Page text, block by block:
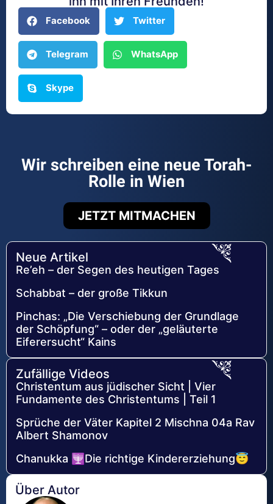
Facebook Twitter
Telegram WhatsApp
Skype
Wir schreiben eine neue Torah-
Rolle in Wien
JETZT MITMACHEN
Neue Artikel
Re’eh – der Segen des heutigen Tages
Schabbat – der große Tikkun
Pinchas: „Die Verschiebung der Grundlage
der Schöpfung“ – oder der „geläuterte
Eiferersucht“ Kains
Zufällige Videos
Christentum aus jüdischer Sicht | Vier
Fundamente des Christentums | Teil 1
Sprüche der Väter Kapitel 2 Mischna 04a Rav
Albert Shamonov
Chanukka 🕎Die richtige Kindererziehung😇
Über Autor